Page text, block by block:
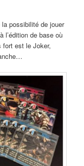
possibilité de jouer
l’édition de base où
fort est le Joker,